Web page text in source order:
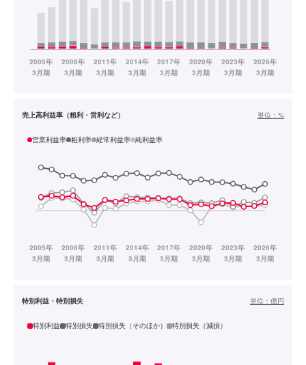
売上高利益率（粗利・営利など） 単位： %
営業利益率 粗利率 経常利益率 純利益率
特別利益・特別損失 単位： 億円
特別利益 特別損失 特別損失（そのほか） 特別損失（減損）